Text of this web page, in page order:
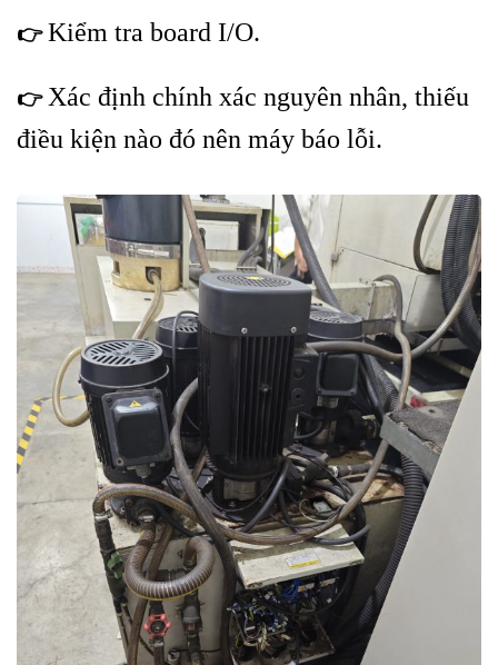
👉Kiểm tra board I/O.
👉Xác định chính xác nguyên nhân, thiếu
điều kiện nào đó nên máy báo lỗi.